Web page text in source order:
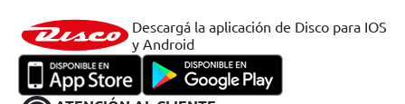
Descargá la aplicación de Disco para IOS
y Android